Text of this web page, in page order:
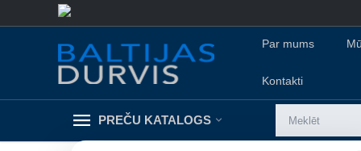
Par mums
Kontakti
PREČU KATALOGS